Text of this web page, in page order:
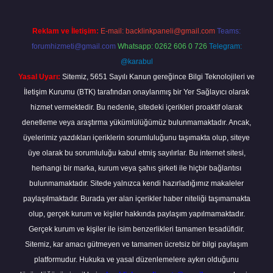
Reklam ve İletişim: E-mail: backlinkpaneli@gmail.com Teams:
forumhizmeti@gmail.com Whatsapp: 0262 606 0 726 Telegram:
@karabul
Yasal Uyarı: Sitemiz, 5651 Sayılı Kanun gereğince Bilgi Teknolojileri ve
İletişim Kurumu (BTK) tarafından onaylanmış bir Yer Sağlayıcı olarak
hizmet vermektedir. Bu nedenle, sitedeki içerikleri proaktif olarak
denetleme veya araştırma yükümlülüğümüz bulunmamaktadır. Ancak,
üyelerimiz yazdıkları içeriklerin sorumluluğunu taşımakta olup, siteye
üye olarak bu sorumluluğu kabul etmiş sayılırlar. Bu internet sitesi,
herhangi bir marka, kurum veya şahıs şirketi ile hiçbir bağlantısı
bulunmamaktadır. Sitede yalnızca kendi hazırladığımız makaleler
paylaşılmaktadır. Burada yer alan içerikler haber niteliği taşımamakta
olup, gerçek kurum ve kişiler hakkında paylaşım yapılmamaktadır.
Gerçek kurum ve kişiler ile isim benzerlikleri tamamen tesadüfidir.
Sitemiz, kar amacı gütmeyen ve tamamen ücretsiz bir bilgi paylaşım
platformudur. Hukuka ve yasal düzenlemelere aykırı olduğunu